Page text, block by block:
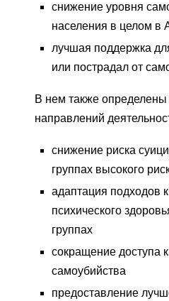
снижение уровня
населения в целом в
лучшая поддержка
или пострадал от
В нем также
направлений
снижение риска
группах высокого
адаптация подходов
психического
группах
сокращение доступа
самоубийства
предоставление